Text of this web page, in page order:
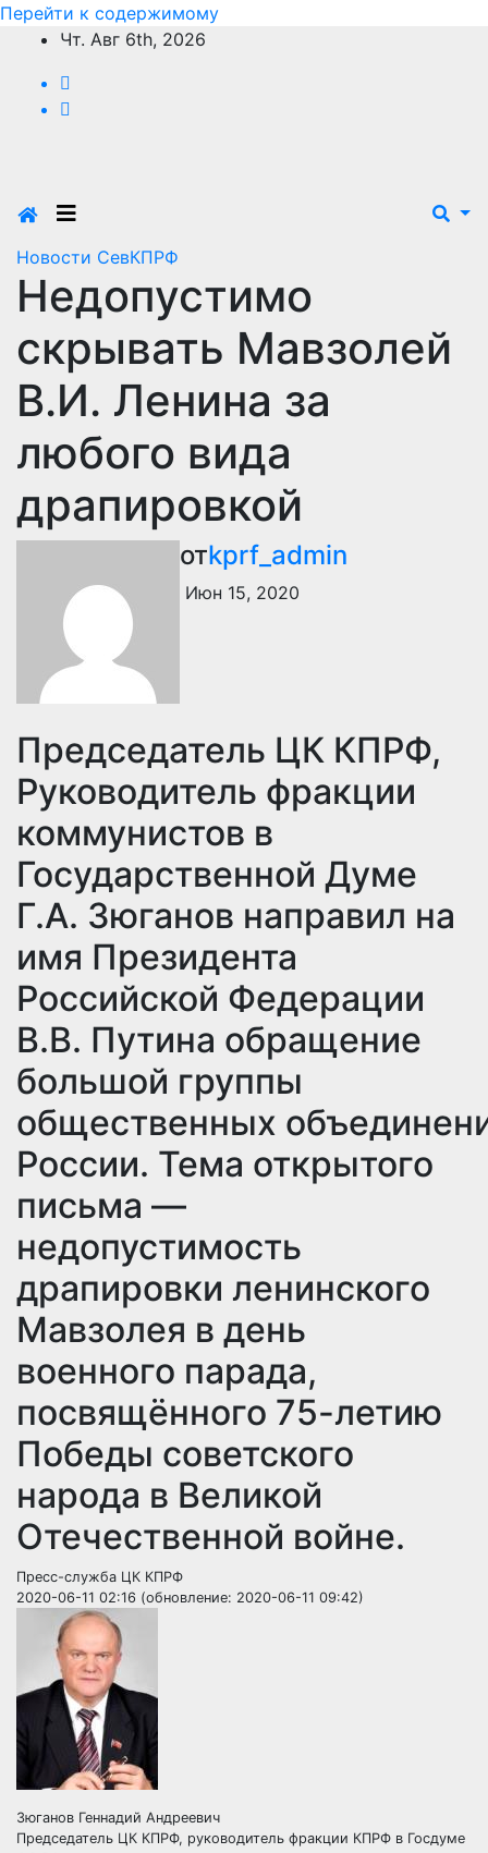
Перейти к содержимому
Чт. Авг 6th, 2026
Новости СевКПРФ
Недопустимо
скрывать Мавзолей
В.И. Ленина за
любого вида
драпировкой
отkprf_admin
Июн 15, 2020
Председатель ЦК КПРФ,
Руководитель фракции
коммунистов в
Государственной Думе
Г.А. Зюганов направил на
имя Президента
Российской Федерации
В.В. Путина обращение
большой группы
общественных
России. Тема открытого
письма —
недопустимость
драпировки ленинского
Мавзолея в день
военного парада,
посвящённого 75-летию
Победы советского
народа в Великой
Отечественной войне.
Пресс-служба ЦК КПРФ
2020-06-11 02:16 (обновление: 2020-06-11 09:42)
Зюганов Геннадий Андреевич
Председатель ЦК КПРФ, руководитель фракции КПРФ в Госдуме